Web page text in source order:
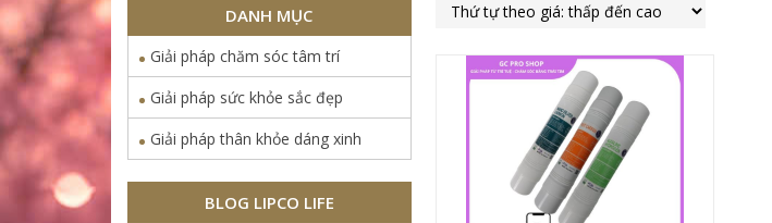
DANH MỤC
Giải pháp chăm sóc tâm trí
Giải pháp sức khỏe sắc đẹp
Giải pháp thân khỏe dáng xinh
BLOG LIPCO LIFE